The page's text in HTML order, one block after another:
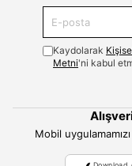
Kaydolarak
Metni'ni kabul
Mobil